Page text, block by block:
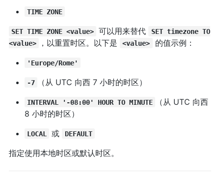
TIME ZONE
SET TIME ZONE <value> 可以用来替代
SET timezone TO
<value>
，以重置时区。以下是 <value> 的值示例：
'Europe/Rome'
-7 （从 UTC 向西 7 小时的时区）
INTERVAL '-08:00' HOUR TO MINUTE
（从 UTC 向西
8 小时的时区）
LOCAL 或 DEFAULT
指定使用本地时区或默认时区。